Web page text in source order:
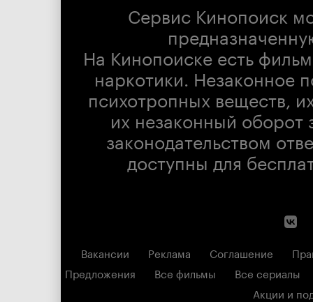
Сервис Кинопоиск
На Кинопоиске есть
наркотики. Незаконное
психотропных веществ,
их незаконный оборот
законодательством
доступны для
Вакансии Реклама Соглашение
Предложения
Все фильмы
Все сериалы
Акции и